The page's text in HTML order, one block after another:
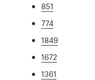
851
774
1849
1672
1361